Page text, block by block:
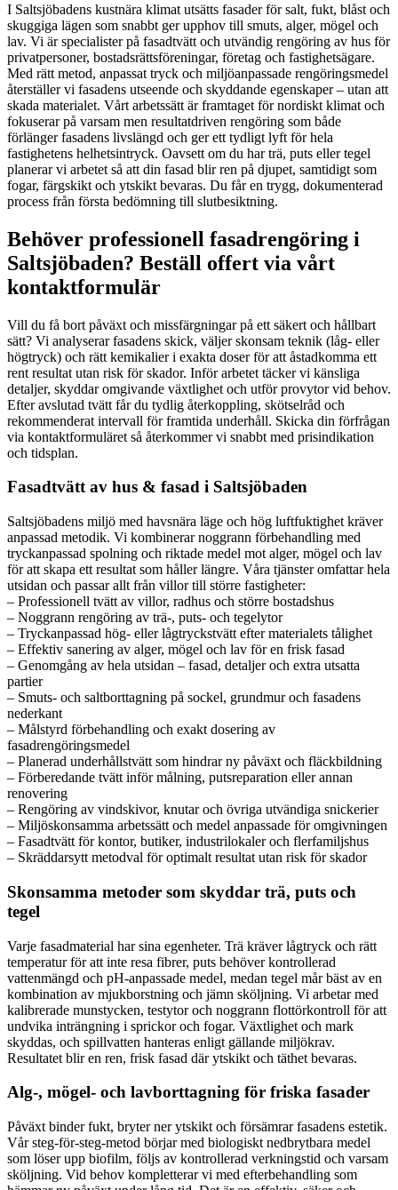
I Saltsjöbadens kustnära klimat utsätts fasader för salt, fukt, blåst och
skuggiga lägen som snabbt ger upphov till smuts, alger, mögel och
lav. Vi är specialister på fasadtvätt och utvändig rengöring av hus för
privatpersoner, bostadsrättsföreningar, företag och fastighetsägare.
Med rätt metod, anpassat tryck och miljöanpassade rengöringsmedel
återställer vi fasadens utseende och skyddande egenskaper – utan att
skada materialet. Vårt arbetssätt är framtaget för nordiskt klimat och
fokuserar på varsam men resultatdriven rengöring som både
förlänger fasadens livslängd och ger ett tydligt lyft för hela
fastighetens helhetsintryck. Oavsett om du har trä, puts eller tegel
planerar vi arbetet så att din fasad blir ren på djupet, samtidigt som
fogar, färgskikt och ytskikt bevaras. Du får en trygg, dokumenterad
process från första bedömning till slutbesiktning.
Behöver professionell fasadrengöring i
Saltsjöbaden? Beställ offert via vårt
kontaktformulär
Vill du få bort påväxt och missfärgningar på ett säkert och hållbart
sätt? Vi analyserar fasadens skick, väljer skonsam teknik (låg- eller
högtryck) och rätt kemikalier i exakta doser för att åstadkomma ett
rent resultat utan risk för skador. Inför arbetet täcker vi känsliga
detaljer, skyddar omgivande växtlighet och utför provytor vid behov.
Efter avslutad tvätt får du tydlig återkoppling, skötselråd och
rekommenderat intervall för framtida underhåll. Skicka din förfrågan
via kontaktformuläret så återkommer vi snabbt med prisindikation
och tidsplan.
Fasadtvätt av hus & fasad i Saltsjöbaden
Saltsjöbadens miljö med havsnära läge och hög luftfuktighet kräver
anpassad metodik. Vi kombinerar noggrann förbehandling med
tryckanpassad spolning och riktade medel mot alger, mögel och lav
för att skapa ett resultat som håller längre. Våra tjänster omfattar hela
utsidan och passar allt från villor till större fastigheter:
– Professionell tvätt av villor, radhus och större bostadshus
– Noggrann rengöring av trä-, puts- och tegelytor
– Tryckanpassad hög- eller lågtryckstvätt efter materialets tålighet
– Effektiv sanering av alger, mögel och lav för en frisk fasad
– Genomgång av hela utsidan – fasad, detaljer och extra utsatta
partier
– Smuts- och saltborttagning på sockel, grundmur och fasadens
nederkant
– Målstyrd förbehandling och exakt dosering av
fasadrengöringsmedel
– Planerad underhållstvätt som hindrar ny påväxt och fläckbildning
– Förberedande tvätt inför målning, putsreparation eller annan
renovering
– Rengöring av vindskivor, knutar och övriga utvändiga snickerier
– Miljöskonsamma arbetssätt och medel anpassade för omgivningen
– Fasadtvätt för kontor, butiker, industrilokaler och flerfamiljshus
– Skräddarsytt metodval för optimalt resultat utan risk för skador
Skonsamma metoder som skyddar trä, puts och
tegel
Varje fasadmaterial har sina egenheter. Trä kräver lågtryck och rätt
temperatur för att inte resa fibrer, puts behöver kontrollerad
vattenmängd och pH-anpassade medel, medan tegel mår bäst av en
kombination av mjukborstning och jämn sköljning. Vi arbetar med
kalibrerade munstycken, testytor och noggrann flottörkontroll för att
undvika inträngning i sprickor och fogar. Växtlighet och mark
skyddas, och spillvatten hanteras enligt gällande miljökrav.
Resultatet blir en ren, frisk fasad där ytskikt och täthet bevaras.
Alg-, mögel- och lavborttagning för friska fasader
Påväxt binder fukt, bryter ner ytskikt och försämrar fasadens estetik.
Vår steg-för-steg-metod börjar med biologiskt nedbrytbara medel
som löser upp biofilm, följs av kontrollerad verkningstid och varsam
sköljning. Vid behov kompletterar vi med efterbehandling som